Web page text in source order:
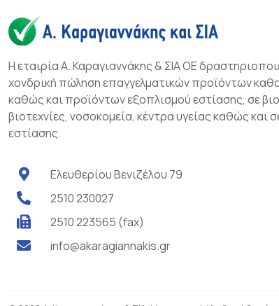
Η εταιρία Α. Καραγιαννάκης & ΣΙΑ ΟΕ
χονδρική πώληση επαγγελματικών προϊόντων
καθώς και προϊόντων εξοπλισμού εστίασης, σε
βιοτεχνίες, νοσοκομεία, κέντρα υγείας καθώς και
εστίασης.
Ελευθερίου Βενιζέλου 79
2510 230027
2510 223565 (fax)
info@akaragiannakis.gr